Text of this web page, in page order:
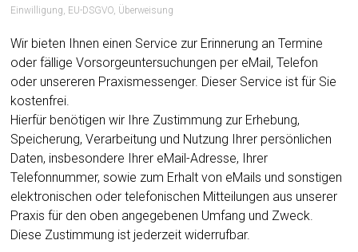
Einwilligung, EU-DSGVO, Überweisung
Wir bieten Ihnen einen Service zur Erinnerung an Termine
oder fällige Vorsorgeuntersuchungen per eMail, Telefon
oder unsereren Praxismessenger. Dieser Service ist für Sie
kostenfrei.
Hierfür benötigen wir Ihre Zustimmung zur Erhebung,
Speicherung, Verarbeitung und Nutzung Ihrer persönlichen
Daten, insbesondere Ihrer eMail-Adresse, Ihrer
Telefonnummer, sowie zum Erhalt von eMails und sonstigen
elektronischen oder telefonischen Mitteilungen aus unserer
Praxis für den oben angegebenen Umfang und Zweck.
Diese Zustimmung ist jederzeit widerrufbar.